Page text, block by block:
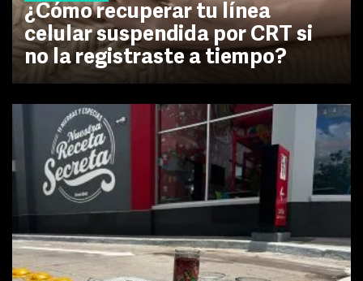
¿Cómo recuperar tu línea
celular suspendida por CRT si
no la registraste a tiempo?